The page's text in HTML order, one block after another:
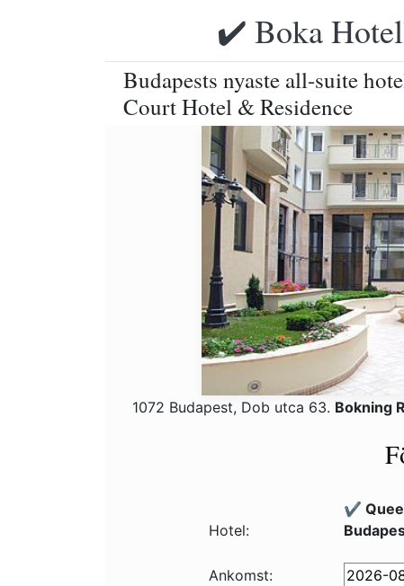
✔️ Boka
Budapests nyaste all-suite
Court Hotel & Residence
1072 Budapest, Dob utca 63. Bokning
Hotel:
✔️
Ankomst: